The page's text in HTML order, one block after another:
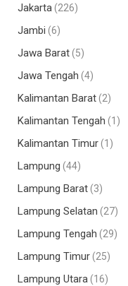
Jakarta (226)
Jambi (6)
Jawa Barat(5)
Jawa Tengah (4)
Kalimantan Barat(2)
Kalimantan Tengah (1)
Kalimantan Timur(1)
Lampung (44)
Lampung Barat(3)
Lampung Selatan (27)
Lampung Tengah (29)
Lampung Timur(25)
Lampung Utara (16)